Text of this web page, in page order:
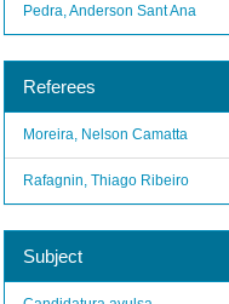
Pedra, Anderson Sant Ana
Referees
Moreira, Nelson Camatta
Rafagnin, Thiago Ribeiro
Subject